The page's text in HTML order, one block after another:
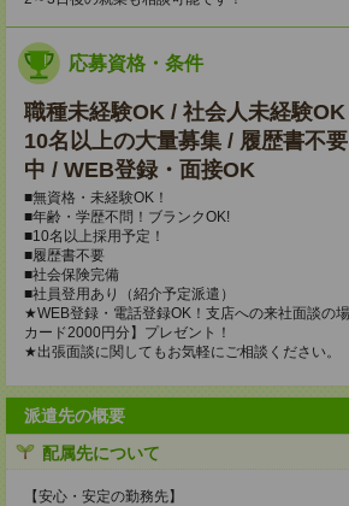
応募資格・条件
職種未経験OK / 社会人未経験
10名以上の大量募集 / 履歴書不
中 / WEB登録・面接OK
■無資格・未経験OK！
■年齢・学歴不問！ブランクOK!
■10名以上採用予定！
■履歴書不要
■社会保険完備
■社員登用あり（紹介予定派遣）
★WEB登録・電話登録OK！支店への来社面談の
カード2000円分】プレゼント！
★出張面談に関してもお気軽にご相談ください。
派遣先の概要
配属先について
【安心・安定の勤務先】